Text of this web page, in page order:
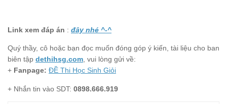
Link xem đáp án : đây nhé ^-^
Quý thầy, cô hoặc bạn đọc muốn đóng góp ý kiến, tài liệu cho ban
biên tập dethihsg.com, vui lòng gửi về:
+ Fanpage: ĐỀ Thi Học Sinh Giỏi
+ Nhắn tin vào SDT: 0898.666.919